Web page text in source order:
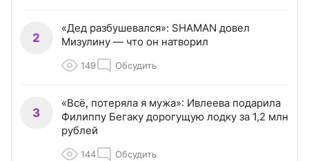
2
«Дед разбушевался»: SHAMAN довел
Мизулину — что он натворил
149 Обсудить
3
«Всё, потеряла я мужа»: Ивлеева подарила
Филиппу Бегаку дорогущую лодку за 1,2 млн
рублей
144 Обсудить